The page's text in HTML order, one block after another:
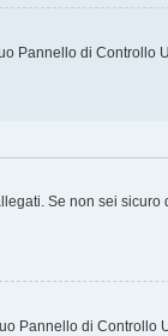
Pannello di Controllo
Se non sei sicuro
Pannello di Controllo